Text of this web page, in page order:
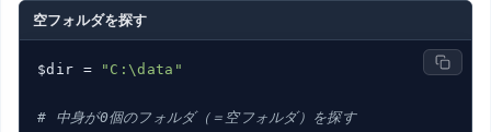
空フォルダを探す
$dir = "C:\data"
# 中身が0個のフォルダ（＝空フォルダ）を探す